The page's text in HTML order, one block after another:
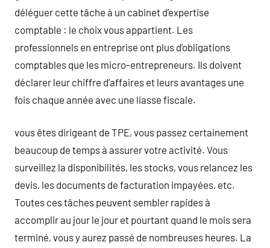
déléguer cette tâche à un cabinet d’expertise
comptable : le choix vous appartient. Les
professionnels en entreprise ont plus d’obligations
comptables que les micro-entrepreneurs. Ils doivent
déclarer leur chiffre d’affaires et leurs avantages une
fois chaque année avec une liasse fiscale.
vous êtes dirigeant de TPE, vous passez certainement
beaucoup de temps à assurer votre activité. Vous
surveillez la disponibilités, les stocks, vous relancez les
devis, les documents de facturation impayées, etc.
Toutes ces tâches peuvent sembler rapides à
accomplir au jour le jour et pourtant quand le mois sera
terminé, vous y aurez passé de nombreuses heures. La